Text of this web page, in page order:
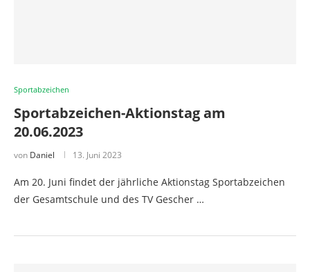
Sportabzeichen
Sportabzeichen-Aktionstag am
20.06.2023
von Daniel 13. Juni 2023
Am 20. Juni findet der jährliche Aktionstag Sportabzeichen
der Gesamtschule und des TV Gescher …